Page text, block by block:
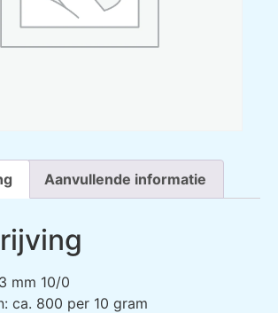
Aanvullende informatie
mm 10/0
ca. 800 per 10 gram